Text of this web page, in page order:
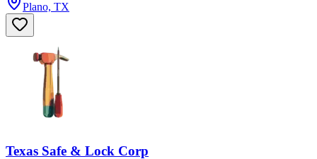
Plano, TX
Texas Safe & Lock Corp